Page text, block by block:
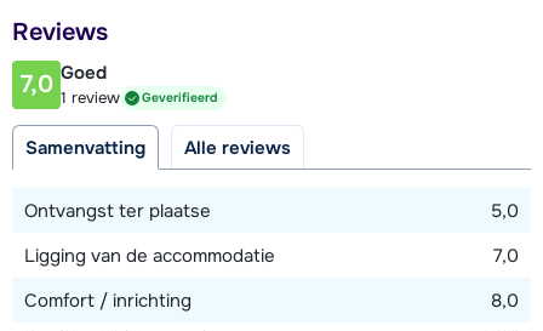
4,2 kilometer
Afstand tot piste
4 kilometer (via skilift)
800 meter
Reviews
7,0 Goed
1 review Geverifieerd
Samenvatting Alle reviews
Ontvangst ter plaatse
5,0
Ligging van de accommodatie
7,0
Comfort / inrichting
8,0